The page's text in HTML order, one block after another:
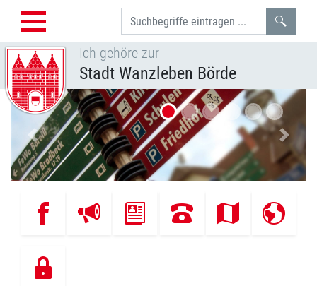
Ich gehöre zur
Stadt Wanzleben Börde
Vorheriges Bild